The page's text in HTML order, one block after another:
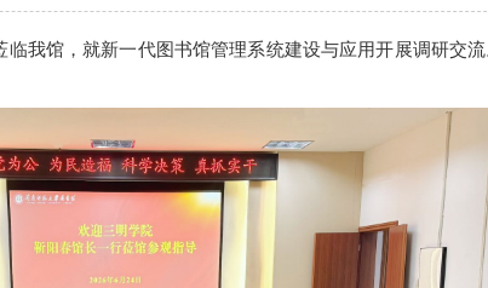
临我馆，就新一代图书馆管理系统建设与应用开展调研交